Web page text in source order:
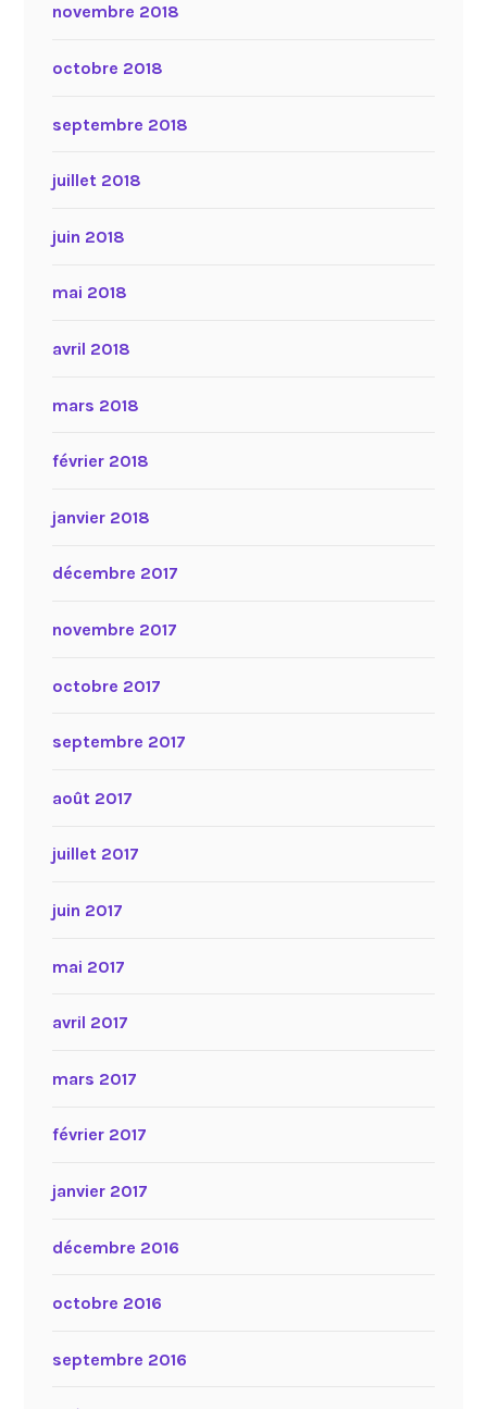
novembre 2018
octobre 2018
septembre 2018
juillet 2018
juin 2018
mai 2018
avril 2018
mars 2018
février 2018
janvier 2018
décembre 2017
novembre 2017
octobre 2017
septembre 2017
août 2017
juillet 2017
juin 2017
mai 2017
avril 2017
mars 2017
février 2017
janvier 2017
décembre 2016
octobre 2016
septembre 2016